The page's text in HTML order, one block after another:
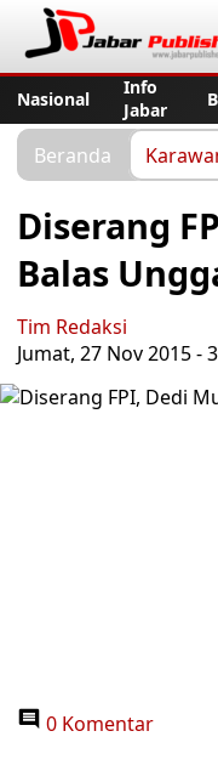
Nasional
Info
Jabar
Beranda
Diserang
Balas
Tim Redaksi
Jumat, 27 Nov 2015 -
0 Komentar